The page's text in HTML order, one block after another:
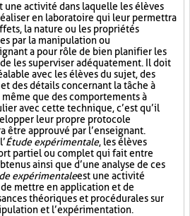
une activité dans laquelle les élèves
en laboratoire qui leur permettra
la nature ou les propriétés
par la manipulation ou
a pour rôle de bien planifier les
les superviser adéquatement. Il doit
avec les élèves du sujet, des
des détails concernant la tâche à
que des comportements à
avec cette technique, c’est qu’il
leur propre protocole
être approuvé par l’enseignant.
Étude expérimentale, les élèves
partiel ou complet qui fait entre
ainsi que d’une analyse de ces
expérimentaleest une activité
mettre en application et de
théoriques et procédurales sur
et l’expérimentation.